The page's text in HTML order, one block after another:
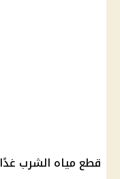
قطع مياه الشرب غدًا